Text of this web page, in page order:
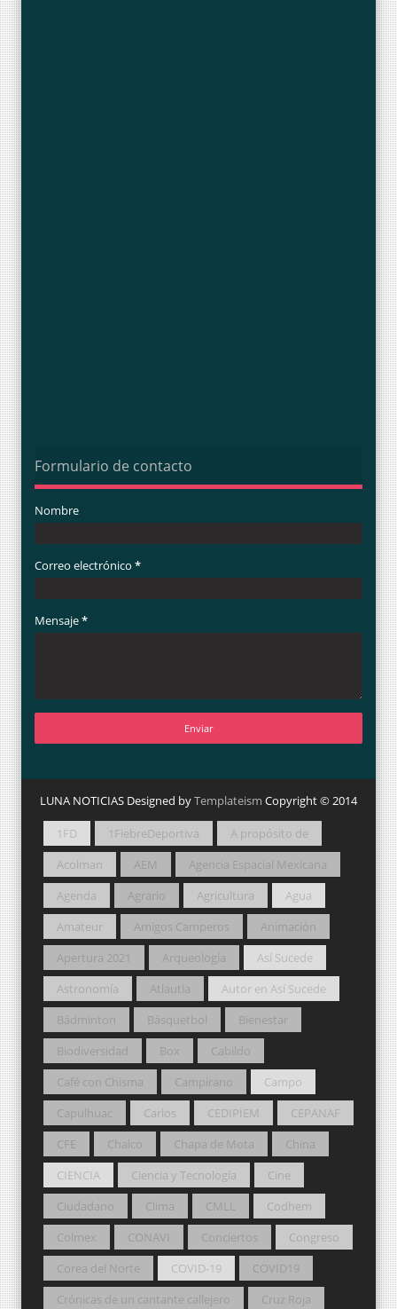
Formulario de contacto
Nombre
Correo electrónico *
Mensaje*
LUNA NOTICIAS Designed byTemplateism Copyright © 2014
1FD 1FiebreDeportiva
A propósito de
Acolman
AEM
Agencia Espacial Mexicana
Agenda
Agrario Agricultura
Agua
Amateur
Amigos Camperos
Animación
Apertura 2021
Arqueología
Así Sucede
Astronomía
Atlautla
Autor en Así Sucede
Bádminton
Básquetbol
Bienestar
Biodiversidad
Box
Cabildo
Café con Chisma
Campirano
Campo
Capulhuac
Carlos CEDIPIEM
CEPANAF
CFE
Chalco Chapa de Mota
China
CIENCIA
Ciencia y Tecnología
Cine
Ciudadano
Clima CMLL
Codhem
Colmex
CONAVI Conciertos
Congreso
Corea del Norte
COVID-19
COVID19
Crónicas de un cantante callejero
Cruz Roja